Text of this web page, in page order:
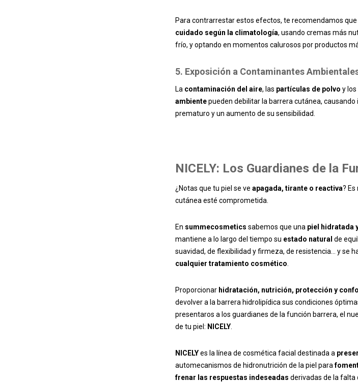
Para contrarrestar estos efectos, te recomendamos que
cuidado según la climatología, usando cremas más
frío, y optando en momentos calurosos por productos
5. Exposición a Contaminantes
La contaminación del aire, las partículas de polvo y los
ambientepueden debilitar la barrera cutánea,
prematuro y un aumento de su sensibilidad.
NICELY: Los Guardianes de la
¿Notas que tu piel se ve apagada, tirante o reactiva?
cutánea esté comprometida.
En summecosmetics sabemos que una piel hidratada
mantiene a lo largo del tiempo su estado natural de
suavidad, de flexibilidad y firmeza, de resistencia… y se
cualquier tratamiento cosmético
Proporcionar hidratación, nutrición, protección y
devolver a la barrera hidrolipídica sus condiciones
presentaros a los guardianes de la función barrera, el
de tu piel: NICELY.
NICELYes la línea de cosmética facial destinada a
automecanismos de hidronutrición de la piel para
frenar las respuestas indeseadas derivadas de la falta